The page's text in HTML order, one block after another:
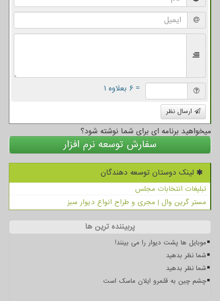
= ۶ بعلاوه ۱
ارسال نظر
میخواهید برنامه ای برای شما نوشته شود؟
سفارش توسعه نرم افزار
لینک دوستان توسعه دهندگان
تبلیغات انتخابات مجلس
مستر گرین وال | مجری و طراح انواع دیوار سبز
پربیننده ترین ها
موبایل ها پشت دیوار را می بینند!
شما نظر بدهید
شما نظر بدهید
چشم چین به قلمرو ایلان ماسک است